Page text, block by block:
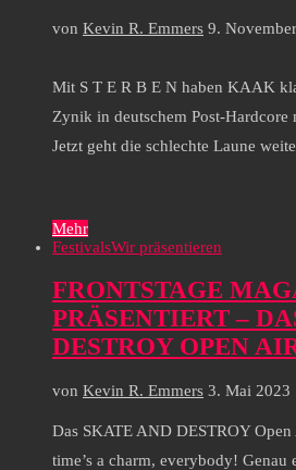
von Kevin R. Emmers 9.
Mit S T E R B E N haben KAAK
Zynik in deutschem Post-
Jetzt geht die schlechte Laune
Mehr
FestivalsWir präsentieren
FRONTSTAGE
PRÄSENTIERT –
DESTROY OPEN
von Kevin R. Emmers 3. Mai 2023
Das SKATE AND DESTROY
time’s a charm, everybody! Genau